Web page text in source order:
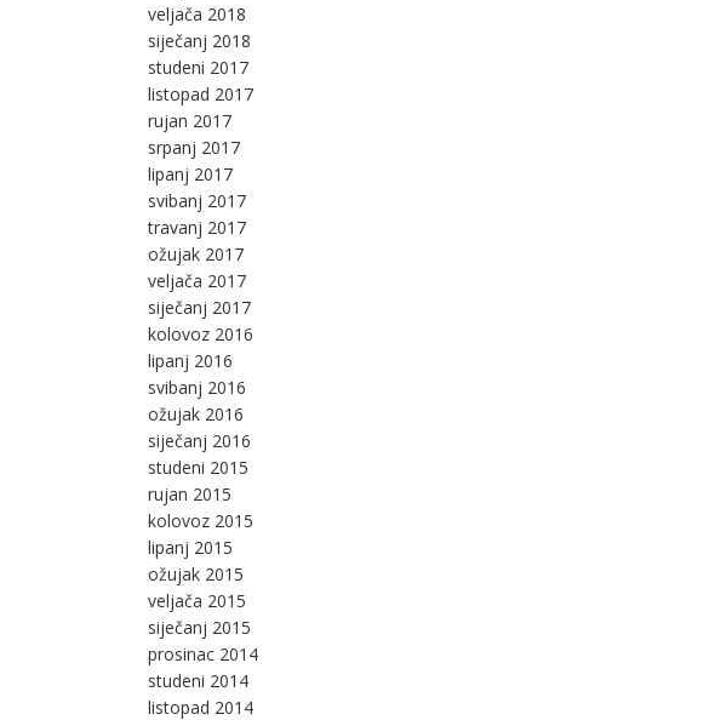
veljača 2018
siječanj 2018
studeni 2017
listopad 2017
rujan 2017
srpanj 2017
lipanj 2017
svibanj 2017
travanj 2017
ožujak 2017
veljača 2017
siječanj 2017
kolovoz 2016
lipanj 2016
svibanj 2016
ožujak 2016
siječanj 2016
studeni 2015
rujan 2015
kolovoz 2015
lipanj 2015
ožujak 2015
veljača 2015
siječanj 2015
prosinac 2014
studeni 2014
listopad 2014